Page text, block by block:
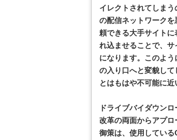
イレクトされてしま
の配信ネットワーク
頼できる大手サイト
れ込ませることで、
になります。このよ
の入り口へと変貌し
とはもはや不可能に近
ドライブバイダウン
改革の両面からアプ
御策は、使用してい